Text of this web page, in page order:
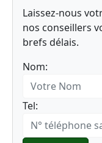
Laissez-nous
nos conseillers
brefs délais.
Nom:
Tel: